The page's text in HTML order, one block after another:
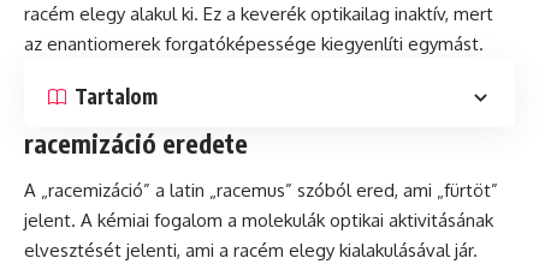
racém elegy alakul ki. Ez a keverék optikailag inaktív, mert
az enantiomerek forgatóképessége kiegyenlíti egymást.
Tartalom
racemizáció eredete
A „racemizáció” a latin „racemus” szóból ered, ami „fürtöt”
jelent. A kémiai fogalom a molekulák optikai aktivitásának
elvesztését jelenti, ami a racém elegy kialakulásával jár.